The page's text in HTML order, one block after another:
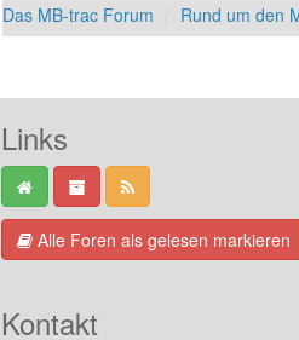
Das MB-trac Forum Rund um den
Links
Alle Foren als gelesen markieren
Kontakt